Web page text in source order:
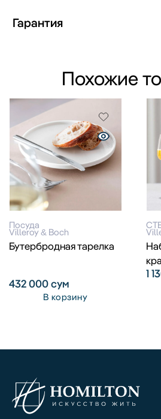
Гарантия
Похожие
Посуда
Villeroy & Boch
Бутербродная тарелка
432 000сум
В корзину
1